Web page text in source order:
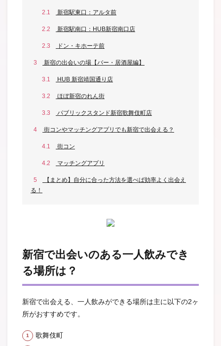
2.1 新宿駅東口：アルタ前
2.2 新宿駅南口：HUB新宿南口店
2.3 ドン・キホーテ前
3 新宿の出会いの場【バー・居酒屋編】
3.1 HUB 新宿靖国通り店
3.2 ほぼ新宿のれん街
3.3 パブリックスタンド新宿歌舞伎町店
4 街コンやマッチングアプリでも新宿で出会える？
4.1 街コン
4.2 マッチングアプリ
5
【まとめ】自分に合った方法を選べば効率よく出会え
る！
新宿で出会いのある一人飲みでき
る場所は？
新宿で出会える、一人飲みができる場所は主に以下の2ヶ
所がおすすめです。
歌舞伎町